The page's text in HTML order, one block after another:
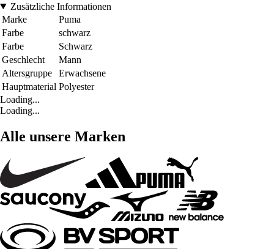
Zusätzliche Informationen
Marke
Puma
Farbe
schwarz
Farbe
Schwarz
Geschlecht
Mann
Altersgruppe
Erwachsene
Hauptmaterial Polyester
Loading...
Loading...
Alle unsere Marken